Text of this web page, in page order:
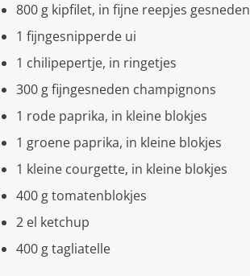
800 g kipfilet, in fijne reepjes gesneden
1 fijngesnipperde ui
1 chilipepertje, in ringetjes
300 g fijngesneden champignons
1 rode paprika, in kleine blokjes
1 groene paprika, in kleine blokjes
1 kleine courgette, in kleine blokjes
400 g tomatenblokjes
2 el ketchup
400 g tagliatelle